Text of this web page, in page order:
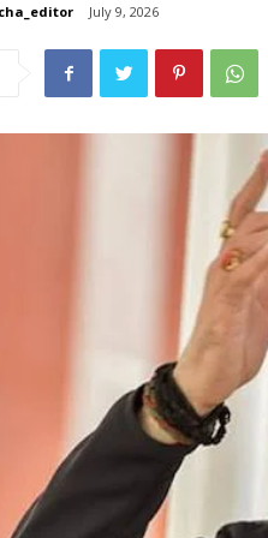
July 9, 2026